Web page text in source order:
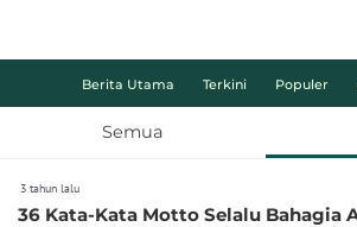
Berita Utama Terkini Populer
Semua
3 tahun lalu
36 Kata-Kata Motto Selalu Bahagia